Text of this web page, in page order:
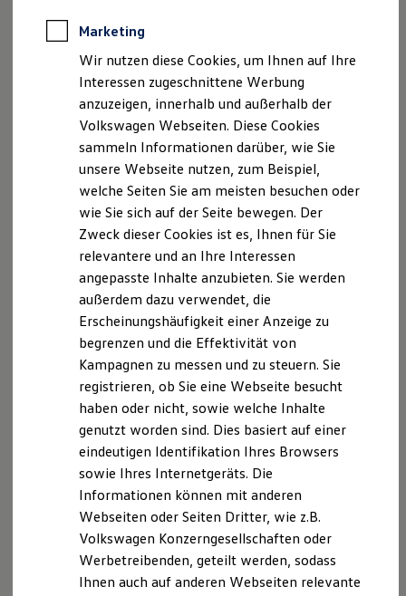
Notdienst und Pannenhilfe
Software, Konnektivität & Apps
California App
VW Connect für Ihren ID. Buzz
VW Connect für Ihren Transporter/Caravelle
VW Connect für Ihren Amarok
VW Connect für andere Modelle
Connect Pro
Fleet Interface Data
Multistop Pathfinder
Übersicht Software Updates
Digitales Bordbuch
Fahrerassistenz- und Sicherheitssysteme
Kontrollleuchten
Batterieverordnung
XTL-Dieselkraftstoff
Ersatzteile und Betriebsflüssigkeiten
Original Zubehör und Lifestyle Produkte
myVolkswagen
myVolkswagen Business
Elektrisch & Autonom
Elektro - & Hybridfahrzeuge
Unser Ansatz
Klimafreundlicher Strom
Reichweite & Ladelösungen
Reichweitensimulator
Ladezeitensimulator
Ladelösungen für Privatkunden
Ladelösungen für Gewerbekunden
Bidirektionales Laden
Förderung & Kosten der Elektrofahrzeuge
Fördermöglichkeiten für Privatkunden
Marketing
Wir nutzen diese Cookies, um Ihnen auf Ihre
Interessen zugeschnittene Werbung
anzuzeigen, innerhalb und außerhalb der
Volkswagen Webseiten. Diese Cookies
sammeln Informationen darüber, wie Sie
unsere Webseite nutzen, zum Beispiel,
welche Seiten Sie am meisten besuchen oder
wie Sie sich auf der Seite bewegen. Der
Zweck dieser Cookies ist es, Ihnen für Sie
relevantere und an Ihre Interessen
angepasste Inhalte anzubieten. Sie werden
außerdem dazu verwendet, die
Erscheinungshäufigkeit einer Anzeige zu
begrenzen und die Effektivität von
Kampagnen zu messen und zu steuern. Sie
registrieren, ob Sie eine Webseite besucht
haben oder nicht, sowie welche Inhalte
genutzt worden sind. Dies basiert auf einer
eindeutigen Identifikation Ihres Browsers
sowie Ihres Internetgeräts. Die
Informationen können mit anderen
Webseiten oder Seiten Dritter, wie z.B.
Volkswagen Konzerngesellschaften oder
Werbetreibenden, geteilt werden, sodass
Ihnen auch auf anderen Webseiten relevante